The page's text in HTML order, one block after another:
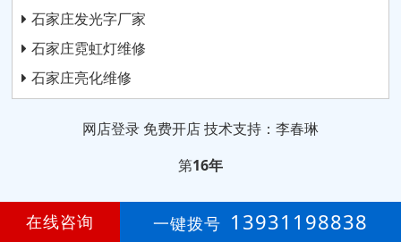
石家庄发光字厂家
石家庄霓虹灯维修
石家庄亮化维修
网店登录 免费开店技术支持：李春琳
第16年
在线咨询 一键拨号 13931198838